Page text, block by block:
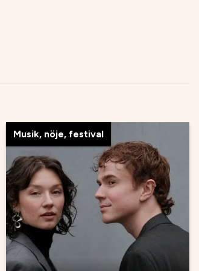
Musik, nöje, festival